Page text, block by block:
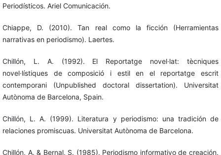
Periodísticos. Ariel Comunicación.
Chiappe, D. (2010). Tan real como la ficción (Herramientas
narrativas en periodismo). Laertes.
Chillón, L. A. (1992). El Reportatge novel·lat: tècniques
novel·lístiques de composició i estil en el reportatge escrit
contemporani (Unpublished doctoral dissertation). Universitat
Autònoma de Barcelona, Spain.
Chillón, L. A. (1999). Literatura y periodismo: una tradición de
relaciones promiscuas. Universitat Autònoma de Barcelona.
Chillón, A. & Bernal, S. (1985). Periodismo informativo de creación.